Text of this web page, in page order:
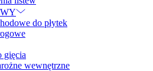
do płytek
gięcia
wewnętrzne